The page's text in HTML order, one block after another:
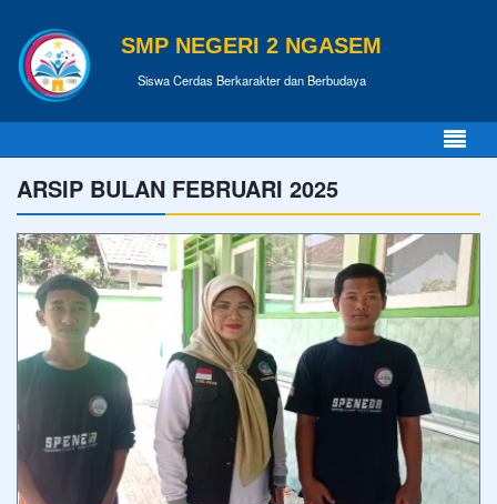
SMP NEGERI 2 NGASEM
Siswa Cerdas Berkarakter dan Berbudaya
ARSIP BULAN FEBRUARI 2025